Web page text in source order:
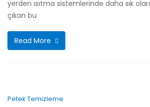
yerden ısıtma sistemlerinde daha sık
çıkan bu
Read More
Petek Temizleme